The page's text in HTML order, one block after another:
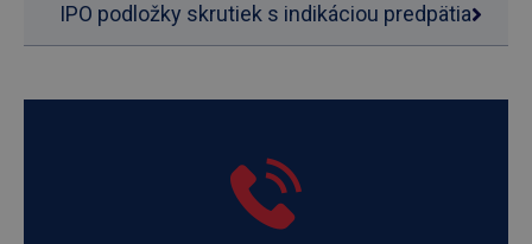
IPO podložky skrutiek s indikáciou predpätia